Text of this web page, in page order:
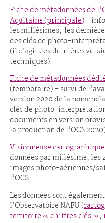
Fiche de métadonnées de
Aquitaine (principale)–
les millésimes, les
des clés de photo-
(il s’agit des dernières
techniques).
Fiche de métadonnées
(temporaire) – suivi de
version 2020 de la
clés de photo-
documents en version
la production de l’OCS
Visionneuse cartographique
données par millésime, les
images photo-aériennes/
l’OCS.
Les données sont
l’Observatoire NAFU (
territoire « chiffres clés »,